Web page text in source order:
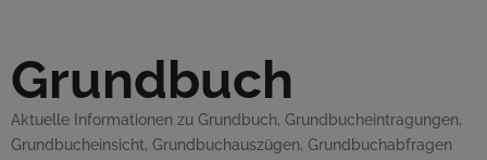
Grundbuch
Aktuelle Informationen zu Grundbuch, Grundbucheintragungen,
Grundbucheinsicht, Grundbuchauszügen, Grundbuchabfragen